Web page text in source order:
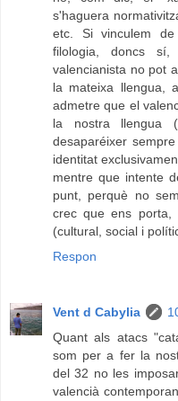
s'haguera
etc. Si vinculem
filologia, doncs
valencianista no pot
la mateixa llengua,
admetre que el
la nostra llengua
desaparéixer
identitat
mentre que intente
punt, perquè no
crec que ens porta,
(cultural, social i
Respon
Vent d Cabylia
Quant als atacs
som per a fer la
del 32 no les
valencià